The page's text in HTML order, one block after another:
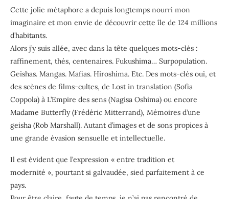
Cette jolie métaphore a depuis longtemps nourri mon
imaginaire et mon envie de découvrir cette île de 124 millions
d’habitants.
Alors j’y suis allée, avec dans la tête quelques mots-clés :
raffinement, thés, centenaires. Fukushima… Surpopulation.
Geishas. Mangas. Mafias. Hiroshima. Etc. Des mots-clés oui, et
des scènes de films-cultes, de Lost in translation (Sofia
Coppola) à L’Empire des sens (Nagisa Oshima) ou encore
Madame Butterfly (Frédéric Mitterrand), Mémoires d’une
geisha (Rob Marshall). Autant d’images et de sons propices à
une grande évasion sensuelle et intellectuelle.
Il est évident que l’expression « entre tradition et
modernité », pourtant si galvaudée, sied parfaitement à ce
pays.